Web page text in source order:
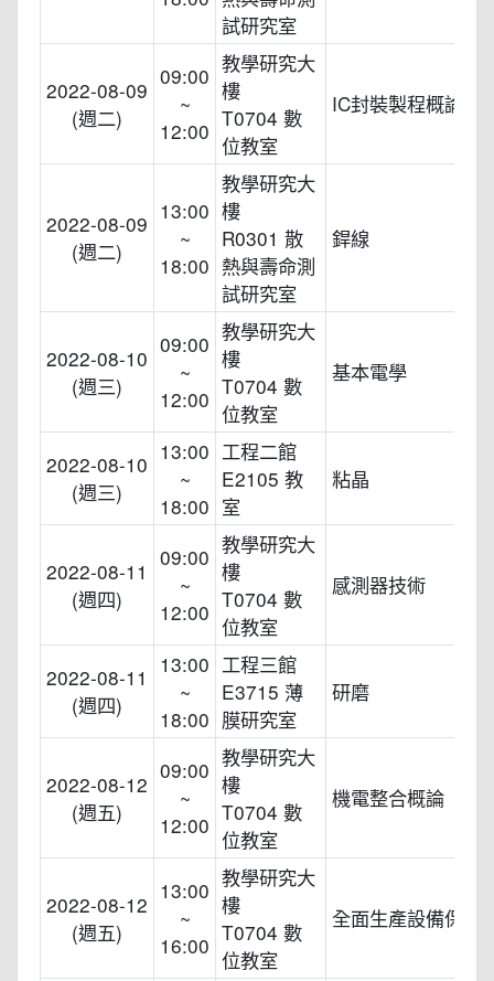
試研究室
2022-08-09
(週二)
09:00
~
12:00
教學研究大
樓
T0704 數
位教室
IC封裝製程概論
2022-08-09
(週二)
13:00
~
18:00
教學研究大
樓
R0301 散
熱與壽命測
試研究室
銲線
2022-08-10
(週三)
09:00
~
12:00
教學研究大
樓
T0704 數
位教室
基本電學
2022-08-10
(週三)
13:00
~
18:00
工程二館
E2105 教
室
粘晶
2022-08-11
(週四)
09:00
~
12:00
教學研究大
樓
T0704 數
位教室
感測器技術
2022-08-11
(週四)
13:00
~
18:00
工程三館
E3715 薄
膜研究室
研磨
2022-08-12
(週五)
09:00
~
12:00
教學研究大
樓
T0704 數
位教室
機電整合概論
2022-08-12
(週五)
13:00
~
16:00
教學研究大
樓
T0704 數
位教室
全面生產設備保養